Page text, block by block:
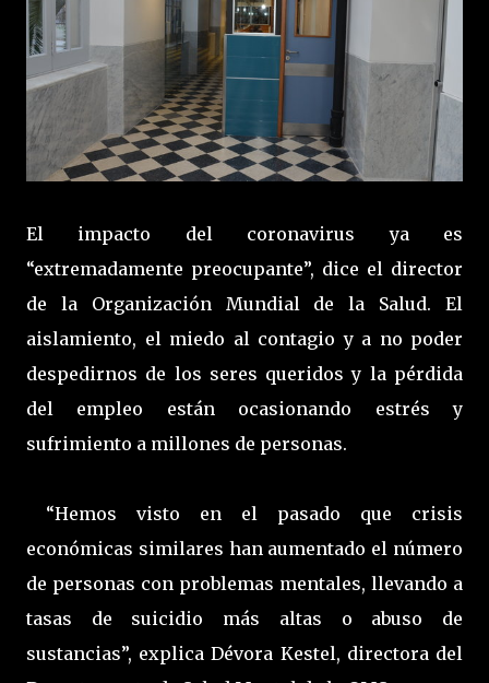
El impacto del coronavirus ya es
“extremadamente preocupante”, dice el director
de la Organización Mundial de la Salud. El
aislamiento, el miedo al contagio y a no poder
despedirnos de los seres queridos y la pérdida
del empleo están ocasionando estrés y
sufrimiento a millones de personas.
“Hemos visto en el pasado que crisis
económicas similares han aumentado el número
de personas con problemas mentales, llevando a
tasas de suicidio más altas o abuso de
sustancias”, explica Dévora Kestel, directora del